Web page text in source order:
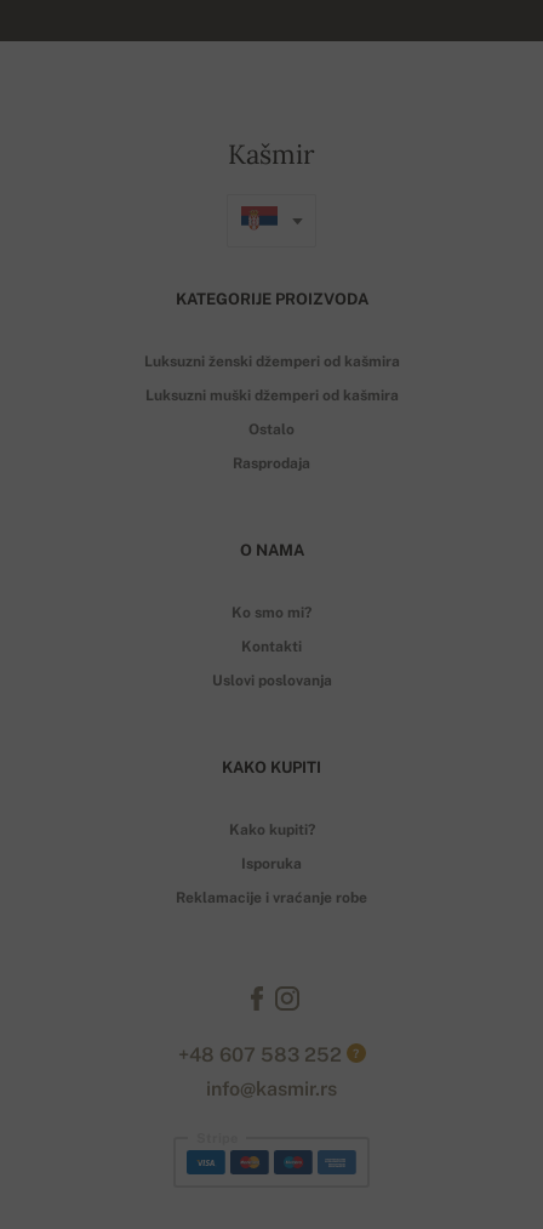
Kašmir
KATEGORIJE PROIZVODA
Luksuzni ženski džemperi od kašmira
Luksuzni muški džemperi od kašmira
Ostalo
Rasprodaja
O NAMA
Ko smo mi?
Kontakti
Uslovi poslovanja
KAKO KUPITI
Kako kupiti?
Isporuka
Reklamacije i vraćanje robe
+48 607 583 252 ?
info@kasmir.rs